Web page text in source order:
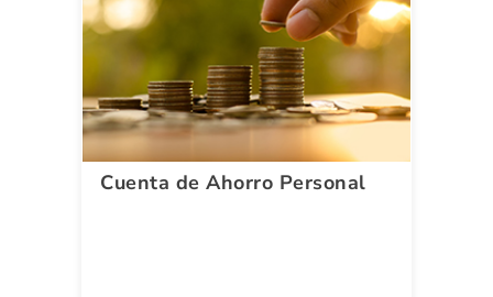
Cuenta de Ahorro Personal